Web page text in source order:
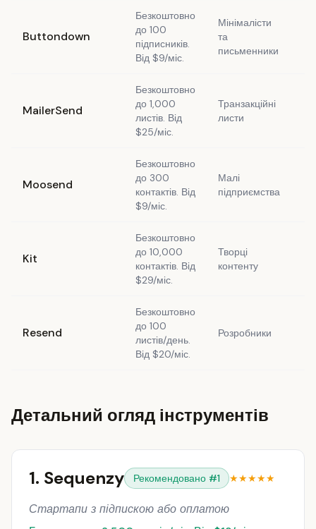
Buttondown
Безкоштовно
до 100
підписників.
Від $9/міс.
Мінімалісти
та
письменники
MailerSend
Безкоштовно
до 1,000
листів. Від
$25/міс.
Транзакційні
листи
Moosend
Безкоштовно
до 300
контактів. Від
$9/міс.
Малі
підприємства
Kit
Безкоштовно
до 10,000
контактів. Від
$29/міс.
Творці
контенту
Resend
Безкоштовно
до 100
листів/день.
Від $20/міс.
Розробники
Детальний огляд інструментів
1. Sequenzy Рекомендовано #1 ★★★★★
Стартапи з підпискою або оплатою